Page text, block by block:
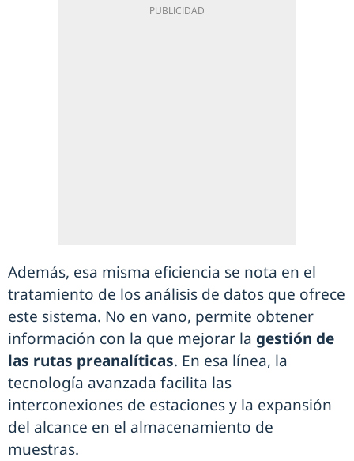
Además, esa misma eficiencia se nota en el
tratamiento de los análisis de datos que ofrece
este sistema. No en vano, permite obtener
información con la que mejorar la gestión de
las rutas preanalíticas. En esa línea, la
tecnología avanzada facilita las
interconexiones de estaciones y la expansión
del alcance en el almacenamiento de
muestras.